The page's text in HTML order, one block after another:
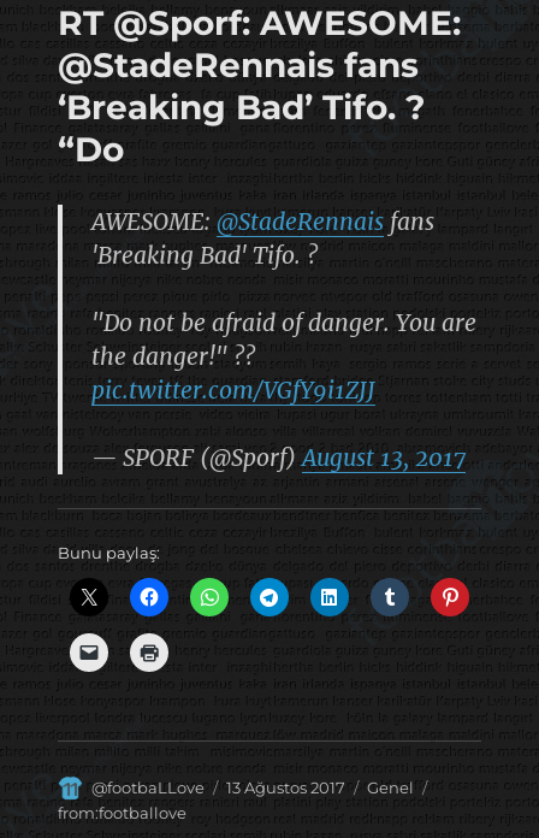
RT @Sporf: AWESOME:
@StadeRennais fans
‘Breaking Bad’ Tifo. ?
“Do
AWESOME: @StadeRennaisfans
'Breaking Bad' Tifo. ?
"Do not be afraid of danger. You are
the danger!" ??
pic.twitter.com/VGfY9i1ZJJ
— SPORF (@Sporf) August 13, 2017
Bunu paylaş:
Yazar
@footbaLLove
Yayın
13 Ağustos 2017 Kategoriler
Genel
from:footballove